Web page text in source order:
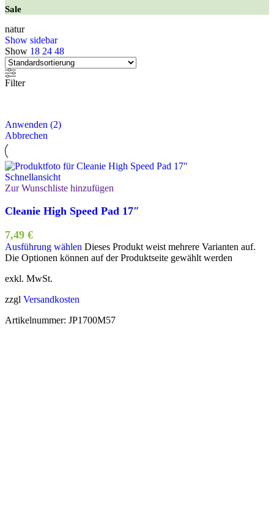
Sale
natur
Show sidebar
Show 18 24 48
Filter
Anwenden (2)
Abbrechen
Schnellansicht
Zur Wunschliste hinzufügen
Cleanie High Speed Pad 17″
7,49 €
Ausführung wählen Dieses Produkt weist mehrere Varianten auf.
Die Optionen können auf der Produktseite gewählt werden
exkl. MwSt.
zzgl Versandkosten
Artikelnummer: JP1700M57